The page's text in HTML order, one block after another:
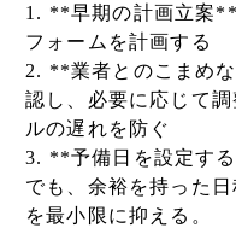
1. **早期の計画立案
フォームを計画する
2. **業者とのこまめ
認し、必要に応じて
ルの遅れを防ぐ
3. **予備日を設定す
でも、余裕を持った
を最小限に抑える。